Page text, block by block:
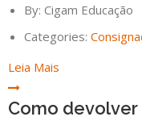
By: Cigam Educação
Categories:
Leia Mais
Como